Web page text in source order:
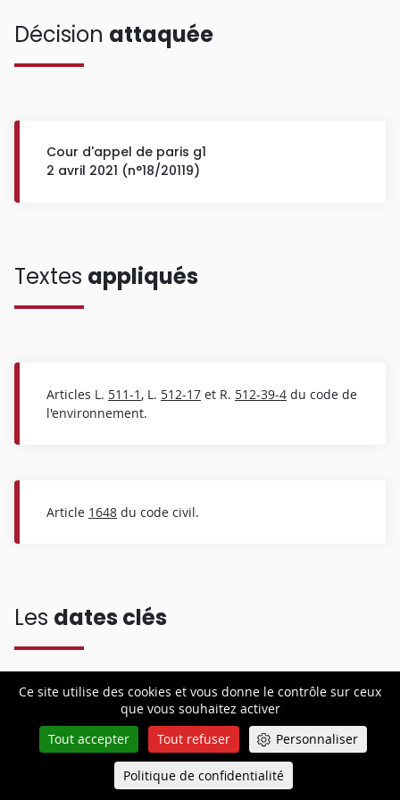
Ce site utilise des cookies et vous donne le contrôle sur ceux
que vous souhaitez activer
Tout accepter
Tout refuser Personnaliser
Politique de confidentialité
Décision attaquée
Cour d'appel de paris g1
2 avril 2021 (n°18/20119)
Textes appliqués
Articles L. 511-1 , L. 512-17 et R. 512-39-4 du code de
l'environnement.
Article 1648 du code civil.
Les dates clés
Cour de cassation
Troisième chambre
Queue-Fair